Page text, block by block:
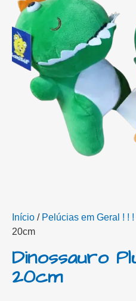
Início / Pelúcias em Geral ! ! !
20cm
Dinossauro
20cm